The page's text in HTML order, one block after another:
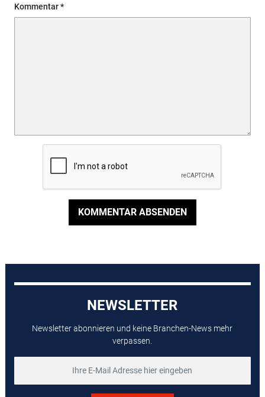
Kommentar
KOMMENTAR ABSENDEN
NEWSLETTER
Newsletter abonnieren und keine Branchen-News mehr
verpassen.